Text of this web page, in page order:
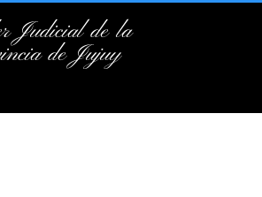
Judicial de la
de Jujuy